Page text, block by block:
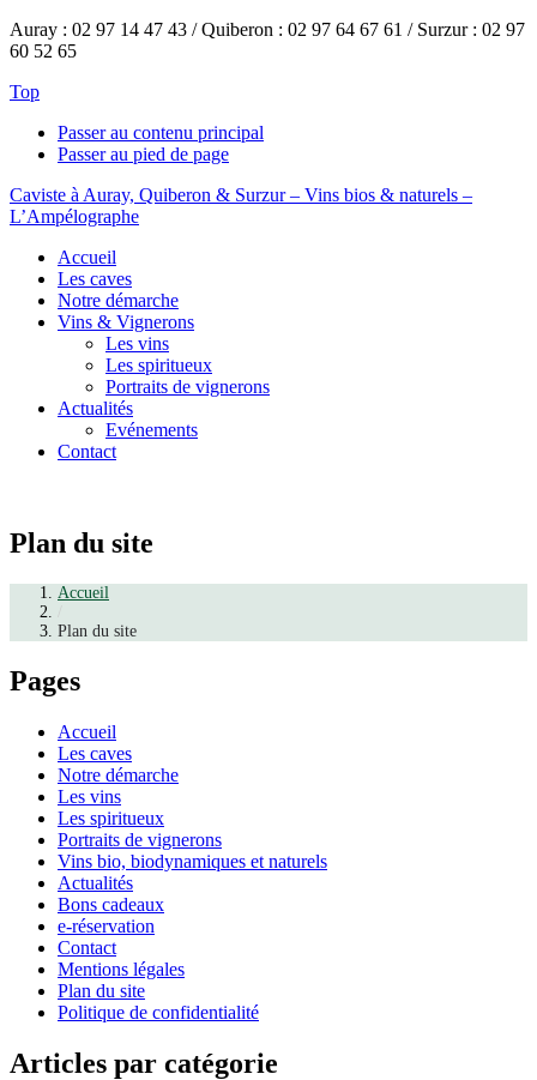
Auray : 02 97 14 47 43 / Quiberon : 02 97 64 67 61 / Surzur : 02 97
60 52 65
Top
Passer au contenu principal
Passer au pied de page
Caviste à Auray, Quiberon & Surzur – Vins bios & naturels –
L’Ampélographe
Accueil
Les caves
Notre démarche
Vins & Vignerons
Les vins
Les spiritueux
Portraits de vignerons
Actualités
Evénements
Contact
Plan du site
Accueil
Plan du site
Pages
Accueil
Les caves
Notre démarche
Les vins
Les spiritueux
Portraits de vignerons
Vins bio, biodynamiques et naturels
Actualités
Bons cadeaux
e-réservation
Contact
Mentions légales
Plan du site
Politique de confidentialité
Articles par catégorie